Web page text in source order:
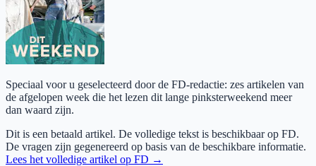
Speciaal voor u geselecteerd door de FD-redactie: zes artikelen van
de afgelopen week die het lezen dit lange pinksterweekend meer
dan waard zijn.
Dit is een betaald artikel. De volledige tekst is beschikbaar op FD.
De vragen zijn gegenereerd op basis van de beschikbare informatie.
Lees het volledige artikel op FD →